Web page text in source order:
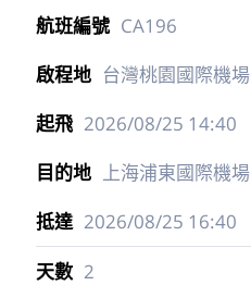
CA196
台灣桃園國際機場
2026/08/25 14:40
上海浦東國際機場
2026/08/25 16:40
2